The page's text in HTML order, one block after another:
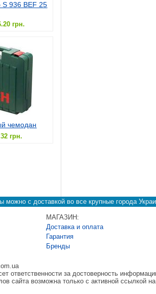
S 936 BEF 25
грн.
чемодан
грн.
можно с доставкой во все крупные города
МАГАЗИН:
Доставка и оплата
Гарантия
Бренды
ответственности за достоверность
сайта возможна только с активной ссылкой